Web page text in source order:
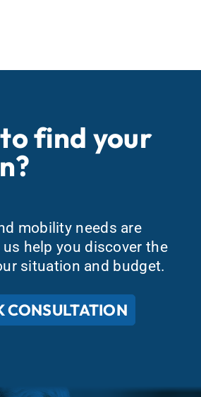
find your
mobility needs are
help you discover the
situation and budget.
CONSULTATION